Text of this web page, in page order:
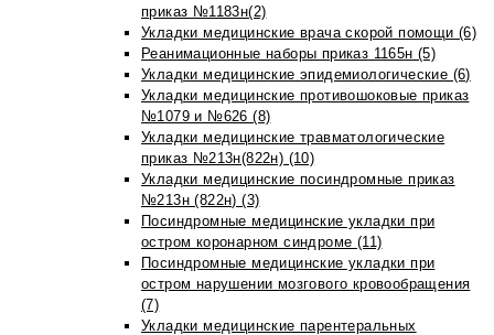
приказ №1183н(2)
Укладки медицинские врача скорой помощи (6)
Реанимационные наборы приказ 1165н (5)
Укладки медицинские эпидемиологические (6)
Укладки медицинские противошоковые приказ
№1079 и №626 (8)
Укладки медицинские травматологические
приказ №213н(822н) (10)
Укладки медицинские посиндромные приказ
№213н (822н) (3)
Посиндромные медицинские укладки при
остром коронарном синдроме (11)
Посиндромные медицинские укладки при
остром нарушении мозгового кровообращения
(7)
Укладки медицинские парентеральных